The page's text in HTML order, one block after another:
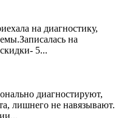
на диагностику,
на
5...
диагностируют,
лишнего не навязывают.